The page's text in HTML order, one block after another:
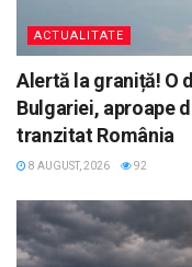
ACTUALITATE
Alertă la graniță! O
Bulgariei, aproape
tranzitat România
8 AUGUST, 2026 92